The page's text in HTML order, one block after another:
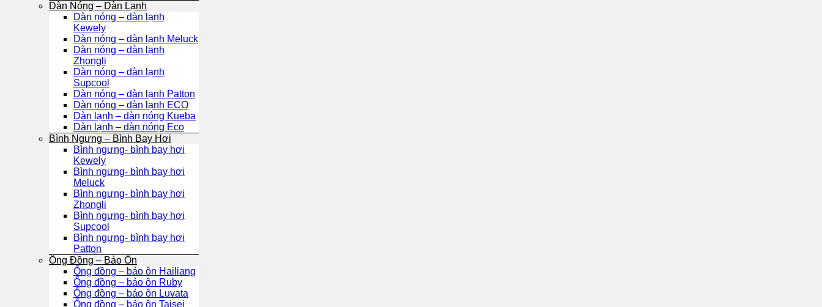
Dàn Nóng – Dàn Lạnh
Dàn nóng – dàn lạnh
Kewely
Dàn nóng – dàn lạnh Meluck
Dàn nóng – dàn lạnh
Zhongli
Dàn nóng – dàn lạnh
Supcool
Dàn nóng – dàn lạnh Patton
Dàn nóng – dàn lạnh ECO
Dàn lạnh – dàn nóng Kueba
Dàn lạnh – dàn nóng Eco
Bình Ngưng – Bình Bay Hơi
Bình ngưng- bình bay hơi
Kewely
Bình ngưng- bình bay hơi
Meluck
Bình ngưng- bình bay hơi
Zhongli
Bình ngưng- bình bay hơi
Supcool
Bình ngưng- bình bay hơi
Patton
Ống Đồng – Bảo Ôn
Ống đồng – bảo ôn Hailiang
Ống đồng – bảo ôn Ruby
Ống đồng – bảo ôn Luvata
Ống đồng – bảo ôn Taisei